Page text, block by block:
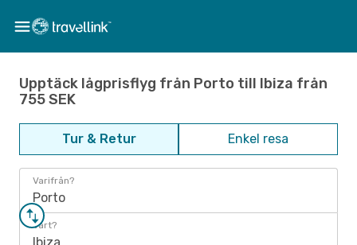
Upptäck lågprisflyg från Porto till Ibiza från
755 SEK
Tur & Retur Enkel resa
Varifrån?
Porto
Vart?